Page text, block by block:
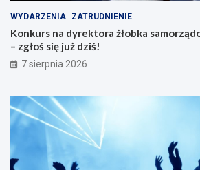
WYDARZENIA ZATRUDNIENIE
Konkurs na dyrektora żłobka
– zgłoś się już dziś!
7 sierpnia 2026